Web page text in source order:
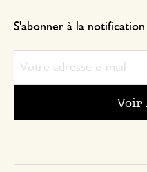
S'abonner à la
Voir